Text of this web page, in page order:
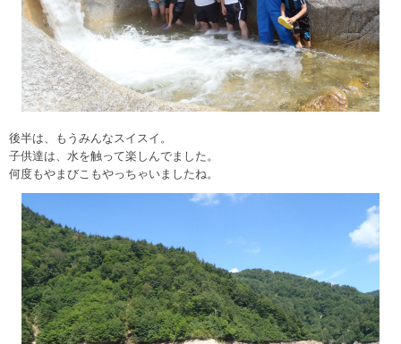
後半は、もうみんなスイスイ。
子供達は、水を触って楽しんでました。
何度もやまびこもやっちゃいましたね。